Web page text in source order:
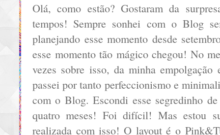
Olá, como estão? Gostaram da
tempos! Sempre sonhei com o Blog
planejando esse momento desde
esse momento tão mágico chegou! No
vezes sobre isso, da minha
passei por tanto perfeccionismo e
com o Blog. Escondi esse segredinho
quatro meses! Foi difícil! Mas estou
realizada com isso! O layout é o